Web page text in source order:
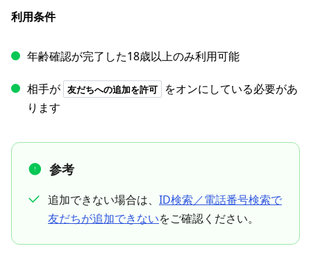
利用条件
年齢確認が完了した18歳以上のみ利用可能
相手が 友だちへの追加を許可
をオンにしている必要があ
ります
参考
追加できない場合は、 ID検索／電話番号検索で
友だちが追加できないをご確認ください。